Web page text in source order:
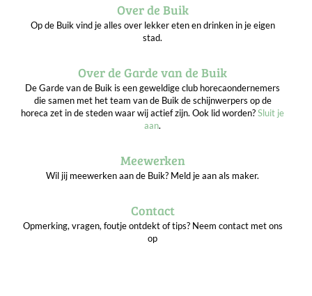
Over de Buik
Op de Buik vind je alles over lekker eten en drinken in je eigen
stad.
Over de Garde van de Buik
De Garde van de Buik is een geweldige club horecaondernemers
die samen met het team van de Buik de schijnwerpers op de
horeca zet in de steden waar wij actief zijn. Ook lid worden?Sluit je
aan.
Meewerken
Wil jij meewerken aan de Buik? Meld je aan als maker.
Contact
Opmerking, vragen, foutje ontdekt of tips? Neem contact met ons
op